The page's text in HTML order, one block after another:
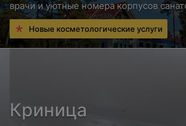
врачи и уютные номера корпусов
Вам высококлассный отдых с пользой
Новые косметологические услуги
Криница